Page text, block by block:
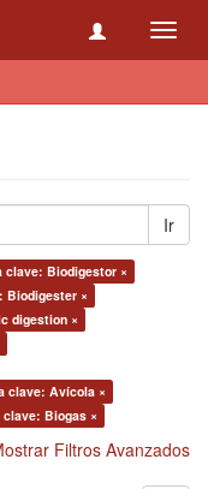
Ir
clave: Biodigestor ×
Biodigester ×
digestion ×
clave: Avícola ×
clave: Biogas ×
Filtros Avanzados